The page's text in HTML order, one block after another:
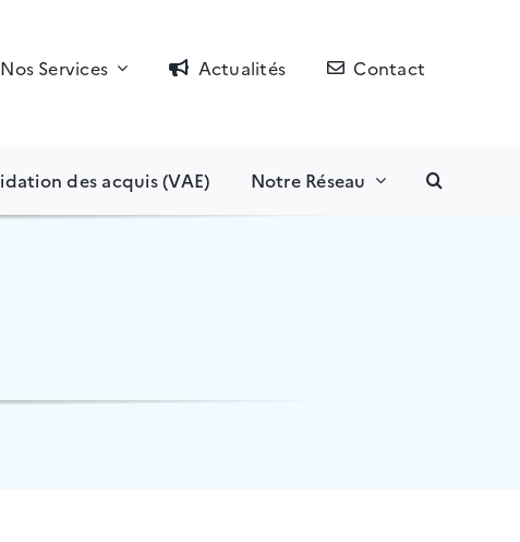
Nos Services Actualités Contact
des acquis (VAE) Notre Réseau